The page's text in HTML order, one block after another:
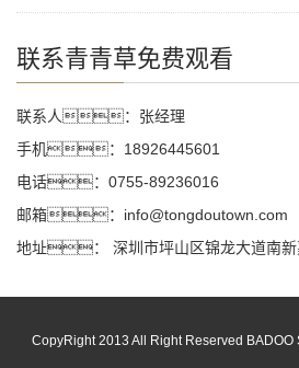
联系青青草免费观看
联系人：张经理
手机：18926445601
电话：0755-89236016
邮箱：info@tongdoutown.com
地址： 深圳市坪山区锦龙大道南新
CopyRight 2013 All Right Reserved BADOO